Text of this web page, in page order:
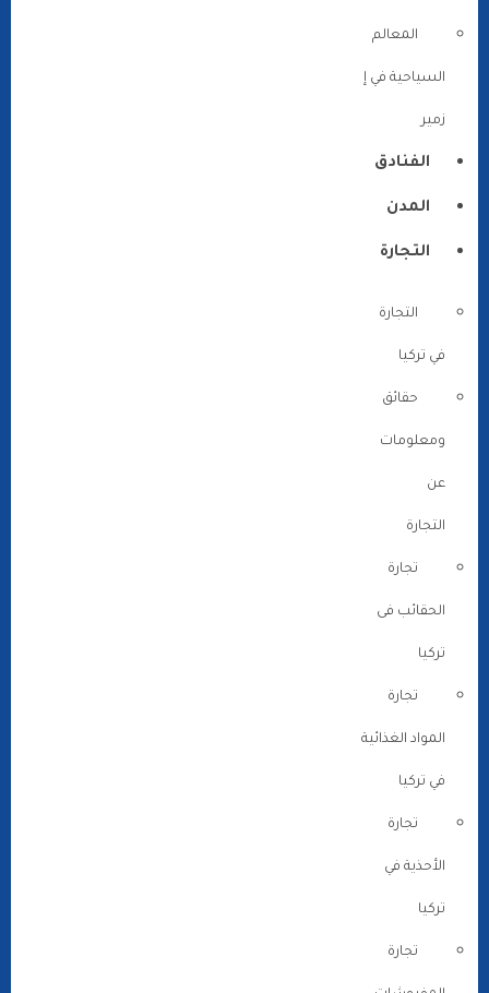
المعالم
السياحية في إ
زمير
الفنادق
المدن
التجارة
التجارة
في تركيا
حقائق
ومعلومات
عن
التجارة
تجارة
الحقائب فى
تركيا
تجارة
المواد الغذائية
في تركيا
تجارة
الأحذية في
تركيا
تجارة